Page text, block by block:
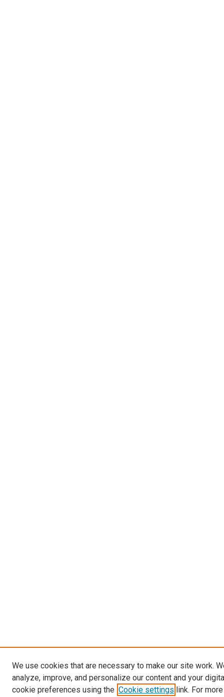
We use cookies that are necessary to make our site work.
analyze, improve, and personalize our content and your
cookie preferences using the Cookie settings link. For